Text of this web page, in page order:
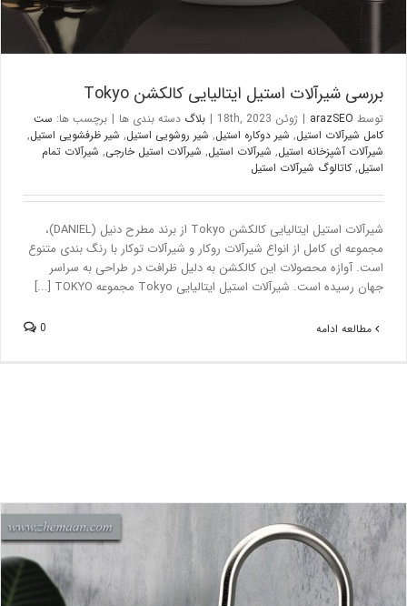
بررسی شیرآلات استیل ایتالیایی کالکشن Tokyo
توسطarazSEO
| ژوئن 18th, 2023 | بلاگدسته بندی ها برچسب ها: ست
کامل شیرآلات استیل,شیر دوکاره استیل,شیر روشویی استیل,شیر ظرفشویی استیل,
شیرآلات آشپزخانه استیل,شیرآلات استیل,شیرآلات استیل خارجی,شیرآلات تمام
استیل,کاتالوگ شیرآلات استیل
شیرآلات استیل ایتالیایی کالکشن Tokyo از برند مطرح دنیل (DANIEL)،
مجموعه ای کامل از انواع شیرآلات روکار و شیرآلات توکار با رنگ بندی متنوع
است. آوازه محصولات این کالکشن به دلیل ظرافت در طراحی به سراسر
جهان رسیده است. شیرآلات استیل ایتالیایی Tokyo مجموعه TOKYO [...]
مطالعه ادامه